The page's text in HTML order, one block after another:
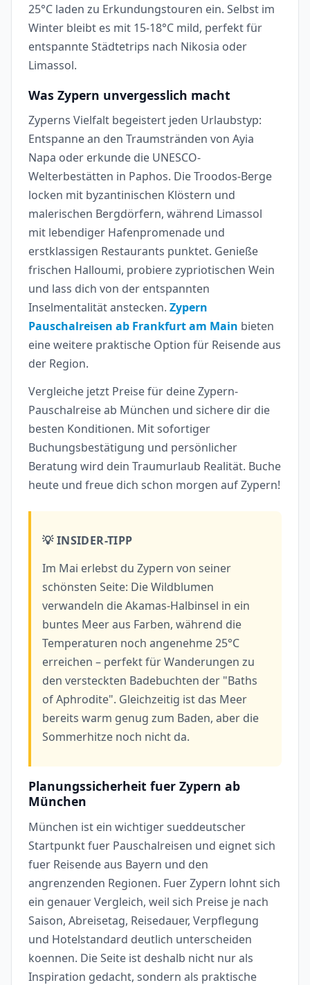
25°C laden zu Erkundungstouren ein. Selbst im
Winter bleibt es mit 15-18°C mild, perfekt für
entspannte Städtetrips nach Nikosia oder
Limassol.
Was Zypern unvergesslich macht
Zyperns Vielfalt begeistert jeden Urlaubstyp:
Entspanne an den Traumstränden von Ayia
Napa oder erkunde die UNESCO-
Welterbestätten in Paphos. Die Troodos-Berge
locken mit byzantinischen Klöstern und
malerischen Bergdörfern, während Limassol
mit lebendiger Hafenpromenade und
erstklassigen Restaurants punktet. Genieße
frischen Halloumi, probiere zypriotischen Wein
und lass dich von der entspannten
Inselmentalität anstecken. Zypern
Pauschalreisen ab Frankfurt am Main bieten
eine weitere praktische Option für Reisende aus
der Region.
Vergleiche jetzt Preise für deine Zypern-
Pauschalreise ab München und sichere dir die
besten Konditionen. Mit sofortiger
Buchungsbestätigung und persönlicher
Beratung wird dein Traumurlaub Realität. Buche
heute und freue dich schon morgen auf Zypern!
💡 INSIDER-TIPP
Im Mai erlebst du Zypern von seiner
schönsten Seite: Die Wildblumen
verwandeln die Akamas-Halbinsel in ein
buntes Meer aus Farben, während die
Temperaturen noch angenehme 25°C
erreichen – perfekt für Wanderungen zu
den versteckten Badebuchten der "Baths
of Aphrodite". Gleichzeitig ist das Meer
bereits warm genug zum Baden, aber die
Sommerhitze noch nicht da.
Planungssicherheit fuer Zypern ab
München
München ist ein wichtiger sueddeutscher
Startpunkt fuer Pauschalreisen und eignet sich
fuer Reisende aus Bayern und den
angrenzenden Regionen. Fuer Zypern lohnt sich
ein genauer Vergleich, weil sich Preise je nach
Saison, Abreisetag, Reisedauer, Verpflegung
und Hotelstandard deutlich unterscheiden
koennen. Die Seite ist deshalb nicht nur als
Inspiration gedacht, sondern als praktische